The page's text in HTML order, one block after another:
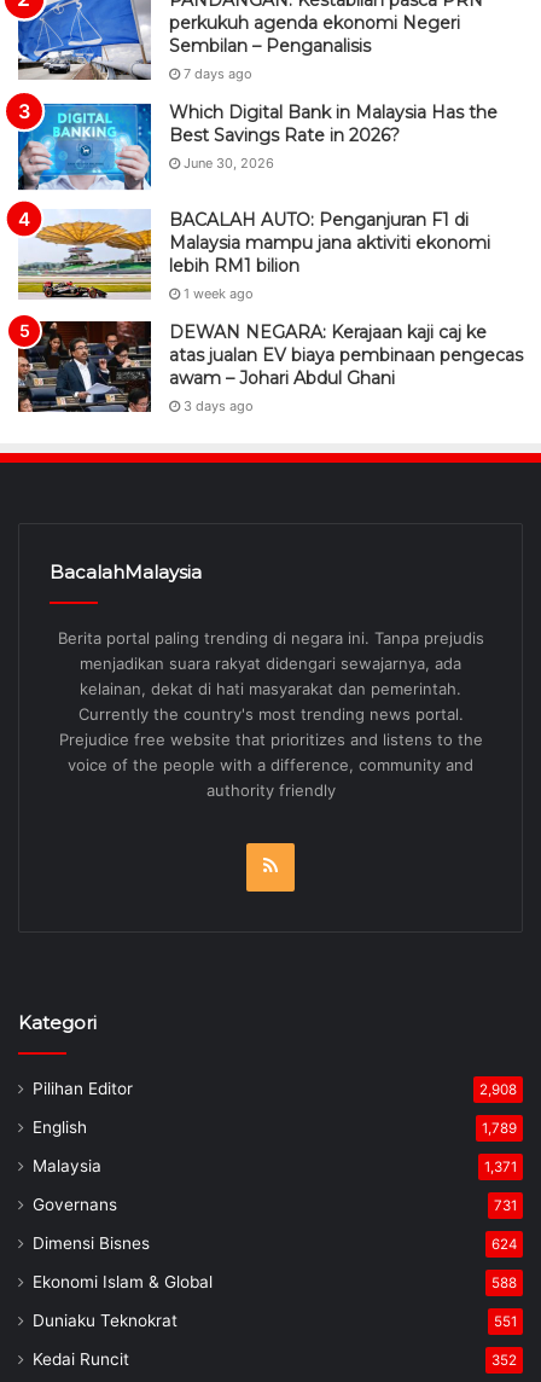
perkukuh agenda ekonomi Negeri
Sembilan – Penganalisis
7 days ago
Which Digital Bank in Malaysia Has the
Best Savings Rate in 2026?
June 30, 2026
BACALAH AUTO: Penganjuran F1 di
Malaysia mampu jana aktiviti ekonomi
lebih RM1 bilion
1 week ago
DEWAN NEGARA: Kerajaan kaji caj ke
atas jualan EV biaya pembinaan pengecas
awam – Johari Abdul Ghani
3 days ago
BacalahMalaysia
Berita portal paling trending di negara ini. Tanpa prejudis
menjadikan suara rakyat didengari sewajarnya, ada
kelainan, dekat di hati masyarakat dan pemerintah.
Currently the country's most trending news portal.
Prejudice free website that prioritizes and listens to the
voice of the people with a difference, community and
authority friendly
Kategori
Pilihan Editor 2,908
English 1,789
Malaysia 1,371
Governans 731
Dimensi Bisnes 624
Ekonomi Islam & Global 588
Duniaku Teknokrat 551
Kedai Runcit 352